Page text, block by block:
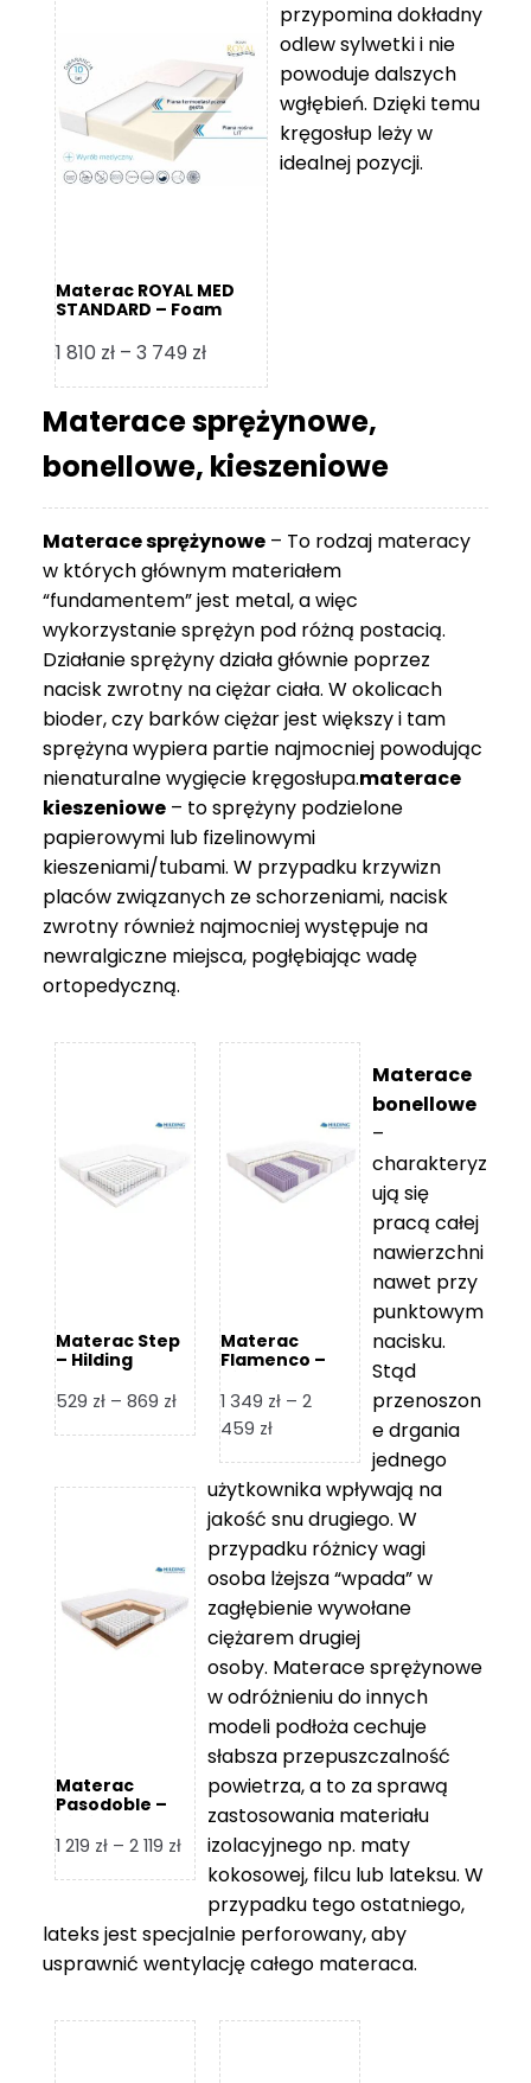
119 zł
do
11
670 zł
Materac ROYAL MED
STANDARD – Foam
1 810 zł – 3 749 złZakres
cen:
od
1
810 zł
749 zł
przypomina dokładny
odlew sylwetki i nie
powoduje dalszych
wgłębień. Dzięki temu
kręgosłup leży w
idealnej pozycji.
Materace sprężynowe,
bonellowe, kieszeniowe
Materace sprężynowe – To rodzaj materacy
w których głównym materiałem
“fundamentem” jest metal, a więc
wykorzystanie sprężyn pod różną postacią.
Działanie sprężyny działa głównie poprzez
nacisk zwrotny na ciężar ciała. W okolicach
bioder, czy barków ciężar jest większy i tam
sprężyna wypiera partie najmocniej powodując
nienaturalne wygięcie kręgosłupa.materace
kieszeniowe – to sprężyny podzielone
papierowymi lub fizelinowymi
kieszeniami/tubami. W przypadku krzywizn
placów związanych ze schorzeniami, nacisk
zwrotny również najmocniej występuje na
newralgiczne miejsca, pogłębiając wadę
ortopedyczną.
Materac Step
– Hilding
529 zł – 869 złZakres
cen:
529 zł
do
869 zł
Materac
Flamenco –
1 349 zł – 2
459 złZakres
od
1
349 zł
2
459 zł
Materac
Pasodoble –
1 219 zł – 2 119 złZakres
cen:
1
219 zł
do
119 zł
Materace
bonellowe
–
charakteryz
ują się
pracą całej
nawierzchni
nawet przy
punktowym
nacisku.
Stąd
przenoszon
e drgania
jednego
użytkownika wpływają na
jakość snu drugiego. W
przypadku różnicy wagi
osoba lżejsza “wpada” w
zagłębienie wywołane
ciężarem drugiej
osoby. Materace sprężynowe
w odróżnieniu do innych
modeli podłoża cechuje
słabsza przepuszczalność
powietrza, a to za sprawą
zastosowania materiału
izolacyjnego np. maty
kokosowej, filcu lub lateksu. W
przypadku tego ostatniego,
lateks jest specjalnie perforowany, aby
usprawnić wentylację całego materaca.